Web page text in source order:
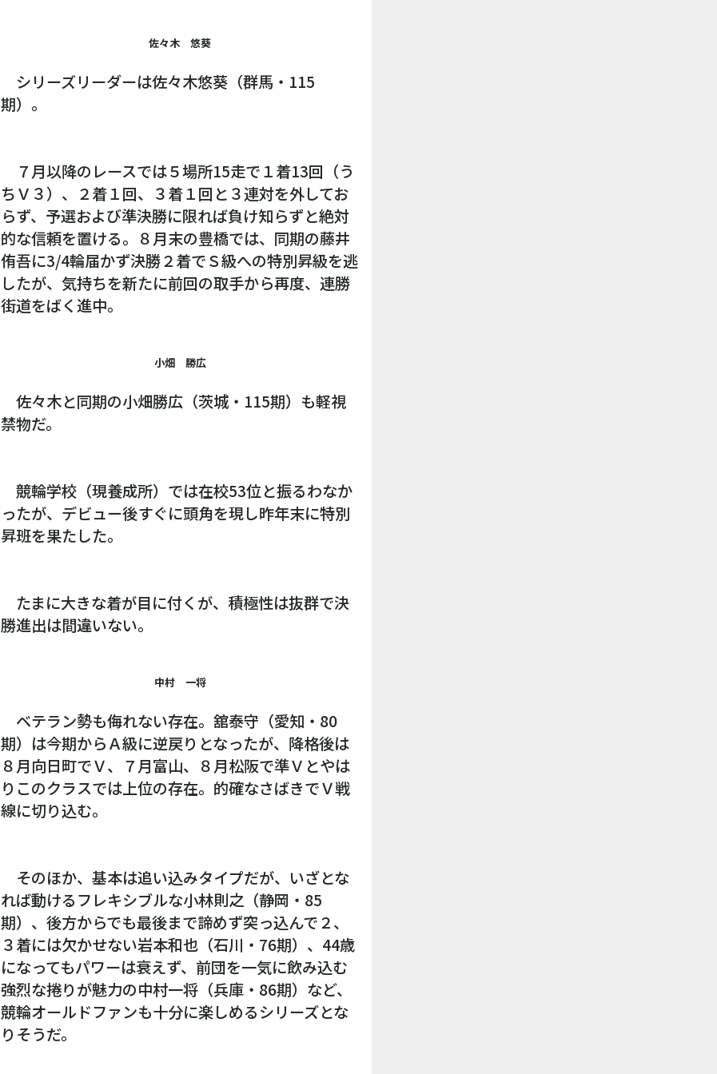
佐々木 悠葵
シリーズリーダーは佐々木悠葵（群馬・115
期）。
７月以降のレースでは５場所15走で１着13回（う
ちＶ３）、２着１回、３着１回と３連対を外してお
らず、予選および準決勝に限れば負け知らずと絶対
的な信頼を置ける。８月末の豊橋では、同期の藤井
侑吾に3/4輪届かず決勝２着でＳ級への特別昇級を逃
したが、気持ちを新たに前回の取手から再度、連勝
街道をばく進中。
小畑 勝広
佐々木と同期の小畑勝広（茨城・115期）も軽視
禁物だ。
競輪学校（現養成所）では在校53位と振るわなか
ったが、デビュー後すぐに頭角を現し昨年末に特別
昇班を果たした。
たまに大きな着が目に付くが、積極性は抜群で決
勝進出は間違いない。
中村 一将
ベテラン勢も侮れない存在。舘泰守（愛知・80
期）は今期からＡ級に逆戻りとなったが、降格後は
８月向日町でＶ、７月富山、８月松阪で準Ｖとやは
りこのクラスでは上位の存在。的確なさばきでＶ戦
線に切り込む。
そのほか、基本は追い込みタイプだが、いざとな
れば動けるフレキシブルな小林則之（静岡・85
期）、後方からでも最後まで諦めず突っ込んで２、
３着には欠かせない岩本和也（石川・76期）、44歳
になってもパワーは衰えず、前団を一気に飲み込む
強烈な捲りが魅力の中村一将（兵庫・86期）など、
競輪オールドファンも十分に楽しめるシリーズとな
りそうだ。